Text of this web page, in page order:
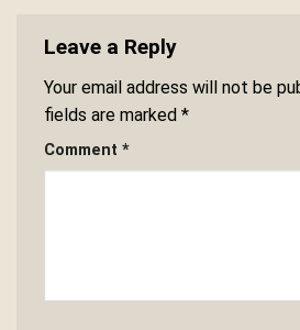
Leave a Reply
Your email address will not be
fields are marked *
Comment *